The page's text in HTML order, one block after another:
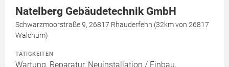
Natelberg Gebäudetechnik GmbH
Schwarzmoorstraße 9, 26817 Rhauderfehn (32km von 26817
Walchum)
TÄTIGKEITEN
Wartung, Reparatur, Neuinstallation / Einbau,